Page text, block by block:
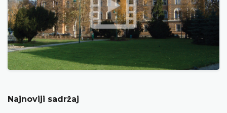
Najnoviji sadržaj